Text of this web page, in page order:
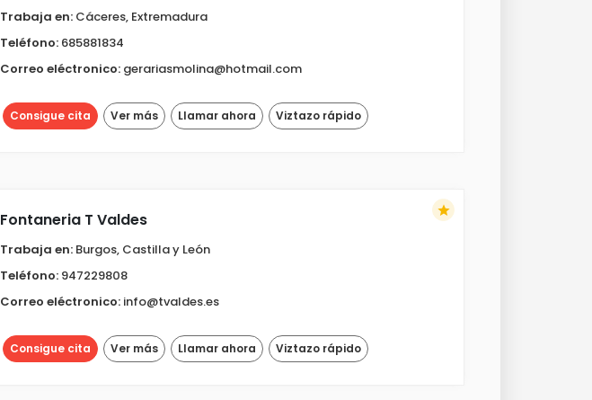
Trabaja en: Cáceres, Extremadura
Teléfono: 685881834
Correo eléctronico: gerariasmolina@hotmail.com
Consigue cita Ver más Llamar ahora Viztazo rápido
Fontaneria T Valdes
Trabaja en: Burgos, Castilla y León
Teléfono: 947229808
Correo eléctronico: info@tvaldes.es
Consigue cita Ver más Llamar ahora Viztazo rápido
star